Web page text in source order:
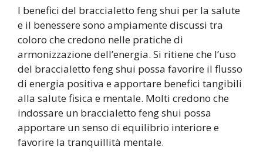
I benefici del braccialetto feng shui per la salute
e il benessere sono ampiamente discussi tra
coloro che credono nelle pratiche di
armonizzazione dell’energia. Si ritiene che l’uso
del braccialetto feng shui possa favorire il flusso
di energia positiva e apportare benefici tangibili
alla salute fisica e mentale. Molti credono che
indossare un braccialetto feng shui possa
apportare un senso di equilibrio interiore e
favorire la tranquillità mentale.